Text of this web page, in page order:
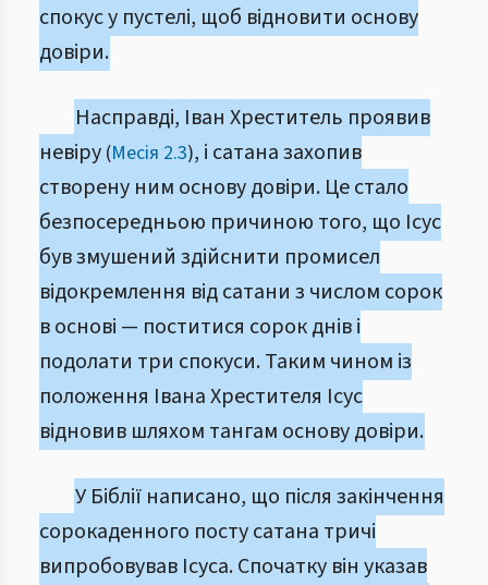
спокус у пустелі, щоб відновити основу
довіри.
Насправді, Іван Хреститель проявив
невіру (Месія 2.3), і сатана захопив
створену ним основу довіри. Це стало
безпосередньою причиною того, що Ісус
був змушений здійснити промисел
відокремлення від сатани з числом сорок
в основі — поститися сорок днів і
подолати три спокуси. Таким чином із
положення Івана Хрестителя Ісус
відновив шляхом тангам основу довіри.
У Біблії написано, що після закінчення
сорокаденного посту сатана тричі
випробовував Ісуса. Спочатку він указав